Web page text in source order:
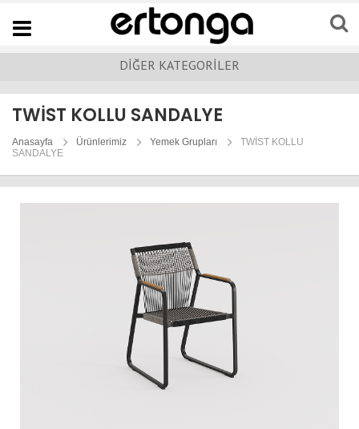
Navigation
DİĞER KATEGORİLER
TWİST KOLLU SANDALYE
Anasayfa Ürünlerimiz Yemek Grupları
TWİST KOLLU
SANDALYE